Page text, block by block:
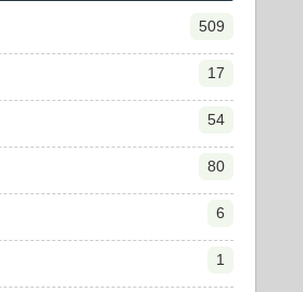
509
17
54
80
6
1